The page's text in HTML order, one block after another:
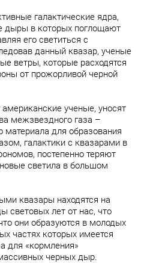
галактические ядра,
дыры в которых поглощают
его светиться с
данный квазар, ученые
ветры, которые расходятся
от прожорливой черной
ученые, уносят
межзвездного газа –
материала для образования
галактики с квазарами в
постепенно теряют
светила в большом
квазары находятся на
световых лет от нас, что
они образуются в молодых
частях которых имеется
для «кормления»
черных дыр.